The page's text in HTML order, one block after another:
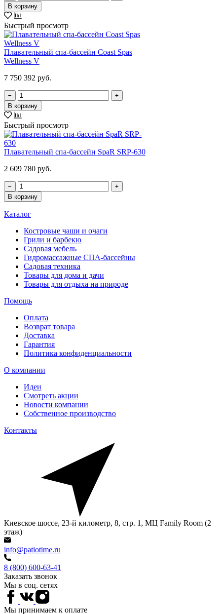
В корзину
Быстрый просмотр
Плавательный спа-бассейн Coast Spas
Wellness V
7 750 392 руб.
−
+
В корзину
Быстрый просмотр
Плавательный спа-бассейн SpaR SRP-630
2 609 780 руб.
−
+
В корзину
Каталог
Костровые чаши и очаги
Грили и барбекю
Садовая мебель
Гидромассажные СПА-бассейны
Садовая техника
Товары для дома и дачи
Товары для отдыха на природе
Помощь
Оплата
Возврат товара
Доставка
Гарантия
Политика конфиденциальности
О компании
Идеи
Смотреть акции
Новости компании
Собственное производство
Контакты
Киевское шоссе, 23-й километр, 8, стр. 1, МЦ Family Room (2
этаж)
info@patiotime.ru
8 (800) 600-63-41
Заказать звонок
Мы в соц. сетях
Мы принимаем к оплате